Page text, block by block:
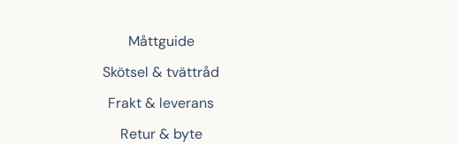
Måttguide
Skötsel & tvättråd
Frakt & leverans
Retur & byte